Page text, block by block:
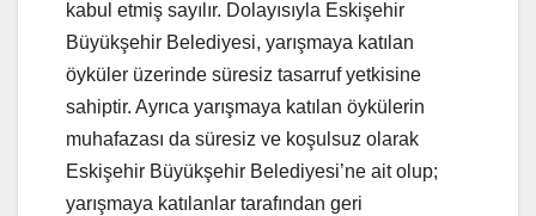
kabul etmiş sayılır. Dolayısıyla Eskişehir
Büyükşehir Belediyesi, yarışmaya katılan
öyküler üzerinde süresiz tasarruf yetkisine
sahiptir. Ayrıca yarışmaya katılan öykülerin
muhafazası da süresiz ve koşulsuz olarak
Eskişehir Büyükşehir Belediyesi’ne ait olup;
yarışmaya katılanlar tarafından geri